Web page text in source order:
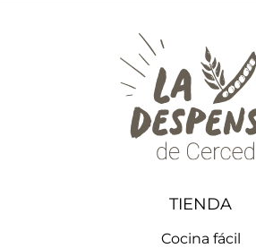
TIENDA
Cocina fácil